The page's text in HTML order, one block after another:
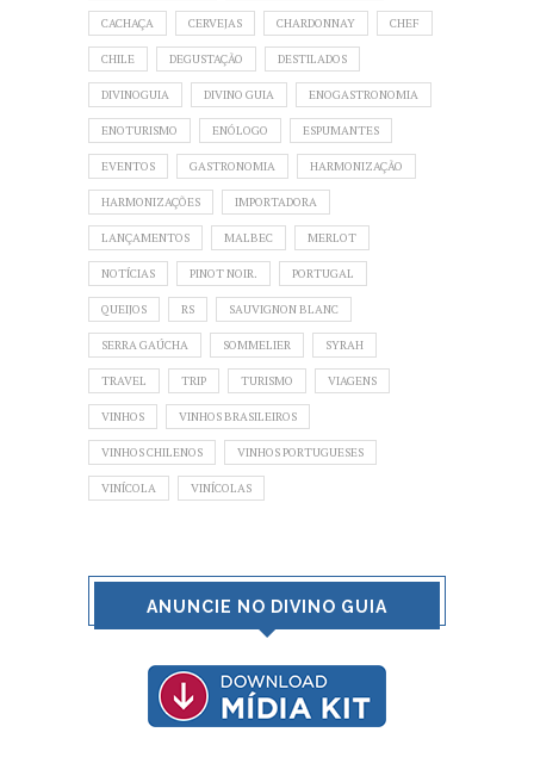
CACHAÇA CERVEJAS CHARDONNAY CHEF
CHILE DEGUSTAÇÃO DESTILADOS
DIVINOGUIA DIVINO GUIA ENOGASTRONOMIA
ENOTURISMO ENÓLOGO ESPUMANTES
EVENTOS GASTRONOMIA HARMONIZAÇÃO
HARMONIZAÇÕES IMPORTADORA
LANÇAMENTOS MALBEC MERLOT
NOTÍCIAS PINOT NOIR. PORTUGAL
QUEIJOS RS SAUVIGNON BLANC
SERRA GAÚCHA SOMMELIER SYRAH
TRAVEL TRIP TURISMO VIAGENS
VINHOS VINHOS BRASILEIROS
VINHOS CHILENOS VINHOS PORTUGUESES
VINÍCOLA VINÍCOLAS
ANUNCIE NO DIVINO GUIA